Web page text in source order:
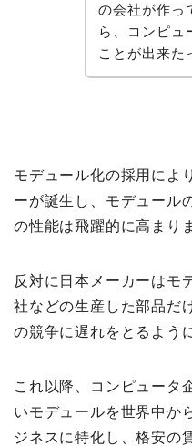
の会社が作っ
ら、コンピュ
ことが出来た
モデュール化の採用によ
ーが誕生し、モデュール
の性能は飛躍的に高まり
反対に日本メーカーはモ
社などの生産した部品だ
の競争に遅れをとるよう
これ以降、コンピュータ
いモデュールを世界中か
ジネスに特化し、格安の